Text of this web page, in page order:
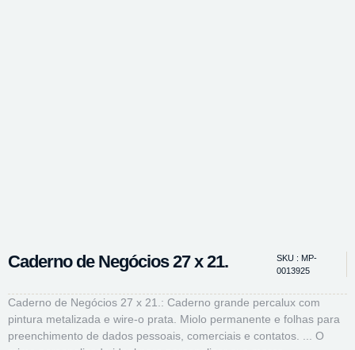
Caderno de Negócios 27 x 21.
SKU : MP-
0013925
Caderno de Negócios 27 x 21.: Caderno grande percalux com
pintura metalizada e wire-o prata. Miolo permanente e folhas para
preenchimento de dados pessoais, comerciais e contatos. ... O